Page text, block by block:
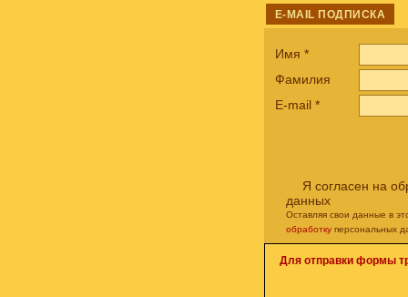
E-MAIL ПОДПИСКА
Имя *
Фамилия
E-mail *
Я согласен на
данных
Оставляя свои данные в
обработку персональных
Для отправки формы